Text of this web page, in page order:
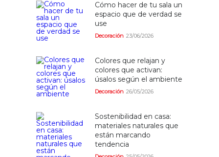
Cómo hacer de tu sala un
espacio que de verdad se
use
Decoración 23/06/2026
Colores que relajan y
colores que activan:
úsalos según el ambiente
Decoración 26/05/2026
Sostenibilidad en casa:
materiales naturales que
están marcando
tendencia